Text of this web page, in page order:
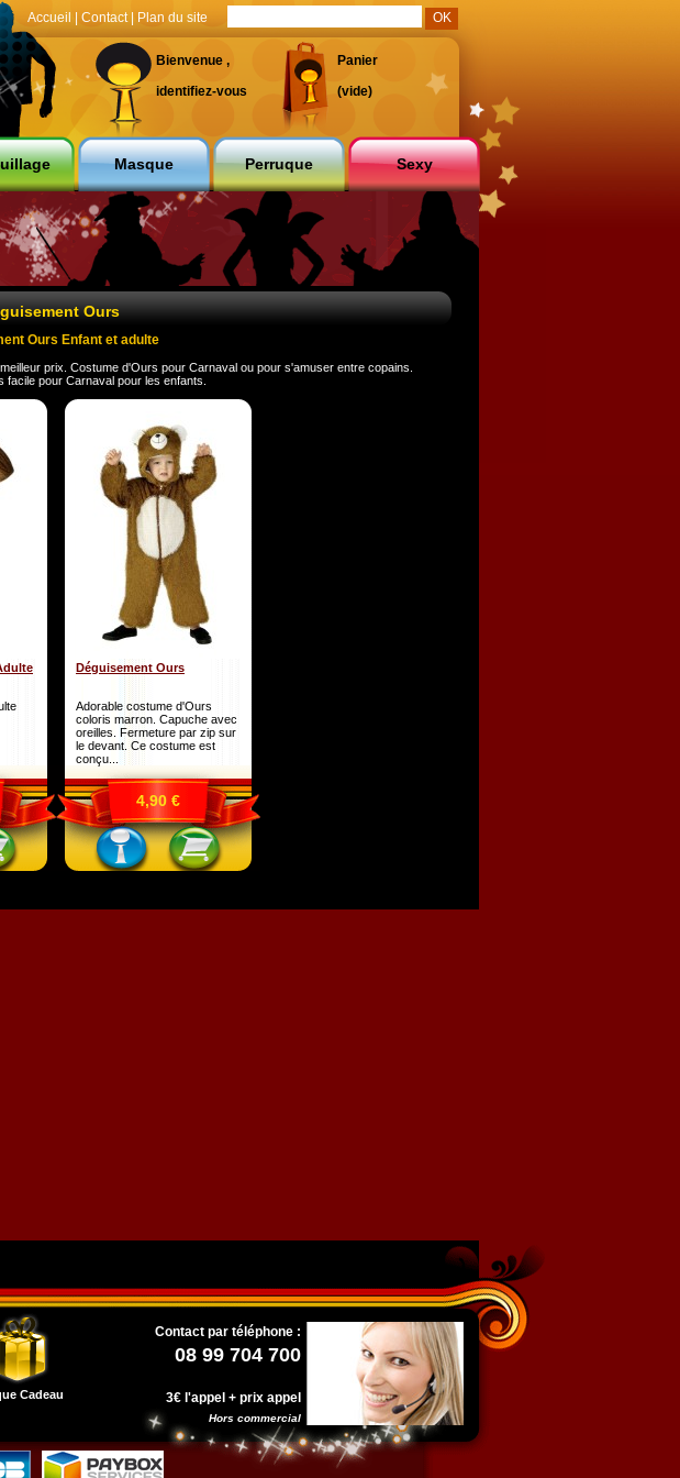
Accueil | Contact | Plan du site
Bienvenue ,
identifiez-vous
Panier
(vide)
Masque Perruque Sexy
Ours
Ours Enfant et adulte
prix. Costume d'Ours pour Carnaval ou pour s'amuser entre copains.
facile pour Carnaval pour les enfants.
Déguisement Ours
Adorable costume d'Ours
coloris marron. Capuche avec
oreilles. Fermeture par zip sur
le devant. Ce costume est
conçu...
4,90 €
Cadeau
Contact par téléphone :
08 99 704 700
3€ l'appel + prix appel
Hors commercial